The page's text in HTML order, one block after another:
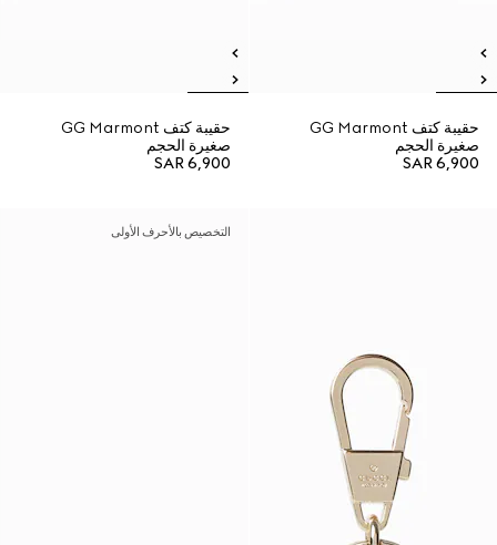
حقيبة كتف GG Marmont
صغيرة الحجم
SAR 6,900
حقيبة كتف GG Marmont
صغيرة الحجم
SAR 6,900
التخصيص بالأحرف الأولى